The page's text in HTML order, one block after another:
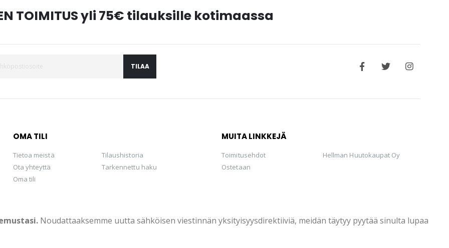
Noudattaaksemme uutta sähköisen viestinnän yksityisyysdirektiiviä, meidän täytyy pyytää sinulta lupaa
TOIMITUS yli 75€ tilauksille kotimaassa
TILAA
OMA TILI
Tietoa meistä
Ota yhteyttä
Oma tili
Tilaushistoria
Tarkennettu haku
MUITA LINKKEJÄ
Toimitusehdot
Ostetaan
Hellman Huutokaupat Oy